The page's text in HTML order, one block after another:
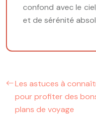
confond avec le
et de sérénité
Les astuces à
pour profiter des
plans de voyage